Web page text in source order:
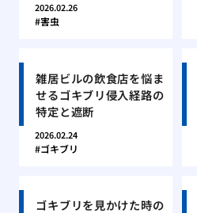
2026.02.26
害虫
雑居ビルの飲食店を悩ま
せるゴキブリ侵入経路の
特定と遮断
2026.02.24
ゴキブリ
ゴキブリを見かけた時の